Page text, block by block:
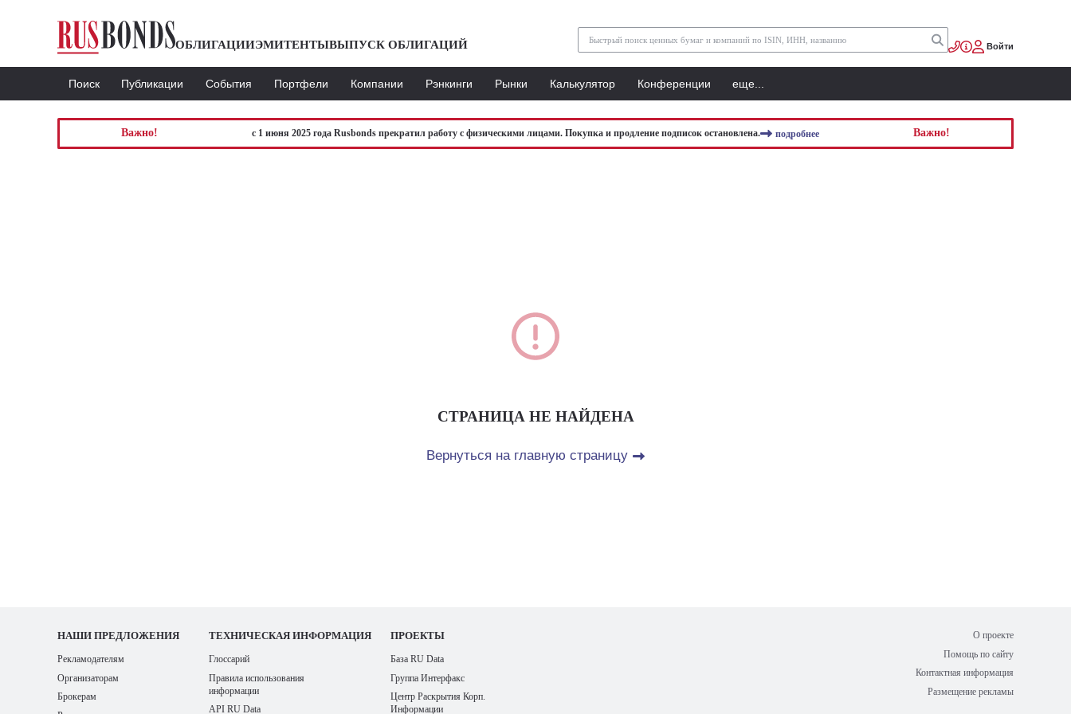
ОБЛИГАЦИИЭМИТЕНТЫВЫПУСК ОБЛИГАЦИЙ Войти
Поиск Публикации События Портфели Компании Рэнкинги Рынки Калькулятор Конференции еще...
Важно! с 1 июня 2025 года Rusbonds прекратил работу с физическими лицами. Покупка и продление подписок остановлена. подробнее Важно!
СТРАНИЦА НЕ НАЙДЕНА
Вернуться на главную страницу
НАШИ ПРЕДЛОЖЕНИЯ
Рекламодателям
Организаторам
Брокерам
ТЕХНИЧЕСКАЯ ИНФОРМАЦИЯ
Глоссарий
Правила использования
информации
API RU Data
ПРОЕКТЫ
База RU Data
Группа Интерфакс
Центр Раскрытия Корп.
Информации
О проекте
Помощь по сайту
Контактная информация
Размещение рекламы